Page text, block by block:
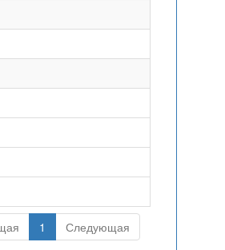
1 Следующая